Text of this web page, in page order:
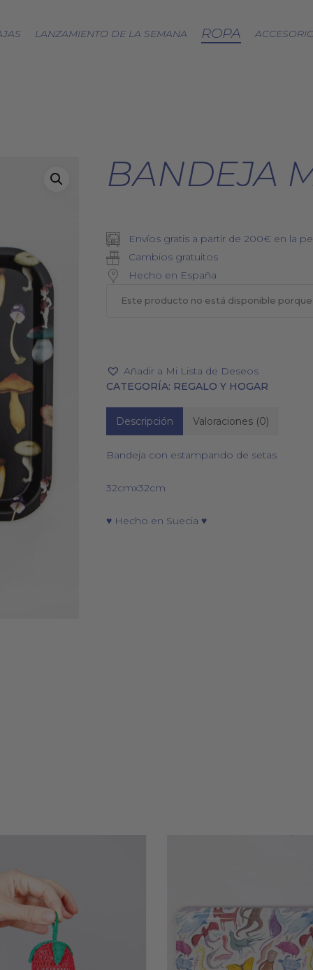
LANZAMIENTO DE LA SEMANA ROPA
FRESAS SILVESTRES
BJÖRK DRESS
CÁPSULA SOFT
ZERO WASTE
PAÑUELOS
CALCETINES
BANDEJA
Envíos gratis a partir de 200€ en la
Cambios gratuitos
Hecho en España
Este producto no está disponible
Añadir a Mi Lista de Deseos
CATEGORÍA: REGALO Y HOGAR
Descripción Valoraciones (0)
Bandeja con estampando de setas
32cmx32cm
♥ Hecho en Suecia ♥